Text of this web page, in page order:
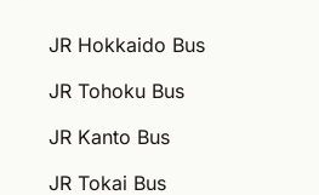
JR Hokkaido Bus
JR Tohoku Bus
JR Kanto Bus
JR Tokai Bus